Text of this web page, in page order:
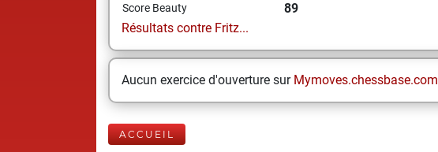
Score Beauty
89
Résultats contre Fritz...
Aucun exercice d'ouverture sur Mymoves.chessbase.com
ACCUEIL